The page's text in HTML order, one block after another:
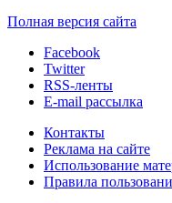
Полная версия сайта
Facebook
Twitter
RSS-ленты
E-mail рассылка
Контакты
Реклама на сайте
Использование
Правила